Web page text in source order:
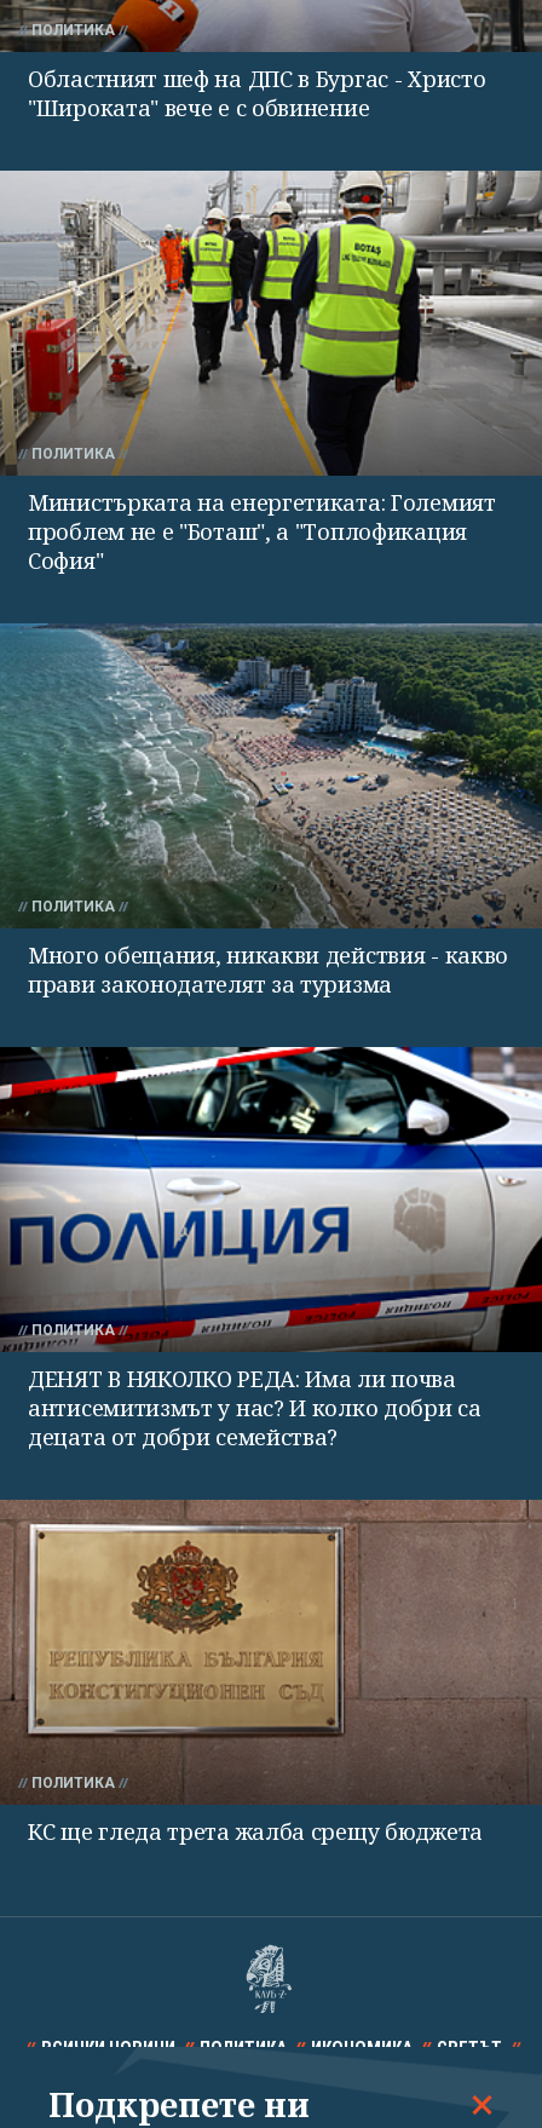
ПОЛИТИКА
Областният шеф на ДПС в Бургас - Христо
"Широката" вече е с обвинение
ПОЛИТИКА
Министърката на енергетиката: Големият
проблем не е "Боташ", а "Топлофикация
София"
ПОЛИТИКА
Много обещания, никакви действия - какво
прави законодателят за туризма
ПОЛИТИКА
ДЕНЯТ В НЯКОЛКО РЕДА: Има ли почва
антисемитизмът у нас? И колко добри са
децата от добри семейства?
ПОЛИТИКА
КС ще гледа трета жалба срещу бюджета
ВСИЧКИ НОВИНИ ПОЛИТИКА ИКОНОМИКА СВЕТЪТ
СПОРТ КУЛТУРА ТЕХНОЛОГИИ КАЛЕЙДОСКОП
Подкрепете ни